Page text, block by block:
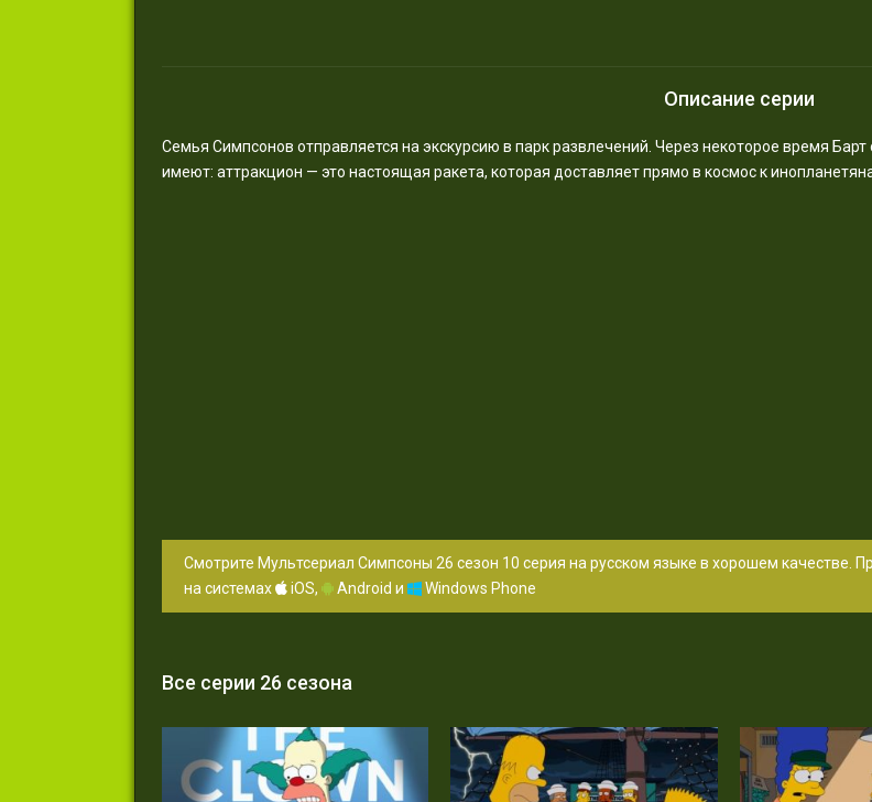
Описание серии
Семья Симпсонов отправляется на экскурсию в парк развлечений. Через некоторое время
имеют: аттракцион — это настоящая ракета, которая доставляет прямо в космос к
Смотрите Мультсериал Симпсоны 26 сезон 10 серия на русском языке в хорошем качестве.
на системах
iOS, Android и Windows Phone
Все серии 26 сезона